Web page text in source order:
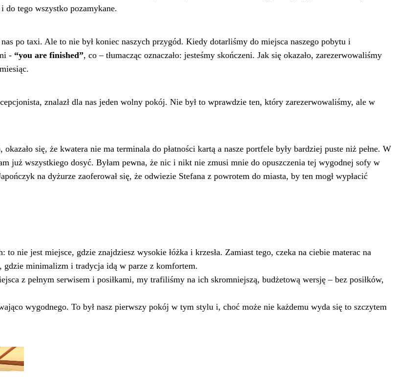
tego wszystko pozamykane.
po taxi. Ale to nie był koniec naszych przygód. Kiedy dotarliśmy do miejsca naszego pobytu i
- “you are finished”, co – tłumacząc oznaczało: jesteśmy skończeni. Jak się okazało, zarezerwowaliśmy
znalazł dla nas jeden wolny pokój. Nie był to wprawdzie ten, który zarezerwowaliśmy, ale w
się, że kwatera nie ma terminala do płatności kartą a nasze portfele były bardziej puste niż pełne. W
już wszystkiego dosyć. Byłam pewna, że nic i nikt nie zmusi mnie do opuszczenia tej wygodnej sofy w
na dyżurze zaoferował się, że odwiezie Stefana z powrotem do miasta, by ten mogł wypłacić
to nie jest miejsce, gdzie znajdziesz wysokie łóżka i krzesła. Zamiast tego, czeka na ciebie materac na
gdzie minimalizm i tradycja idą w parze z komfortem.
z pełnym serwisem i posiłkami, my trafiliśmy na ich skromniejszą, budżetową wersję – bez posiłków,
wygodnego. To był nasz pierwszy pokój w tym stylu i, choć może nie każdemu wyda się to szczytem